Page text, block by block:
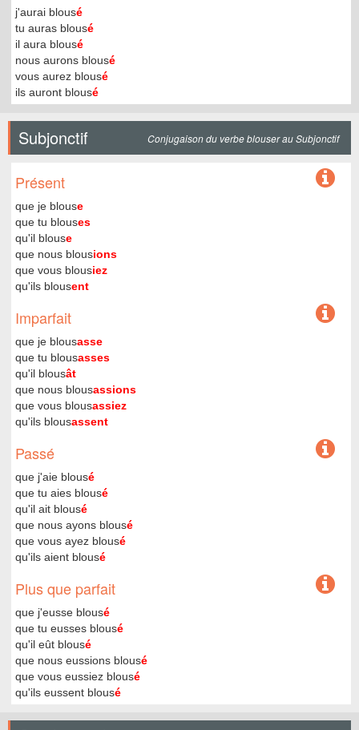
j'aurai blousé
tu auras blousé
il aura blousé
nous aurons blousé
vous aurez blousé
ils auront blousé
Subjonctif Conjugaison du verbe blouser au Subjonctif
Présent
que je blouse
que tu blouses
qu'il blouse
que nous blousions
que vous blousiez
qu'ils blousent
Imparfait
que je blousasse
que tu blousasses
qu'il blousât
que nous blousassions
que vous blousassiez
qu'ils blousassent
Passé
que j'aie blousé
que tu aies blousé
qu'il ait blousé
que nous ayons blousé
que vous ayez blousé
qu'ils aient blousé
Plus que parfait
que j'eusse blousé
que tu eusses blousé
qu'il eût blousé
que nous eussions blousé
que vous eussiez blousé
qu'ils eussent blousé